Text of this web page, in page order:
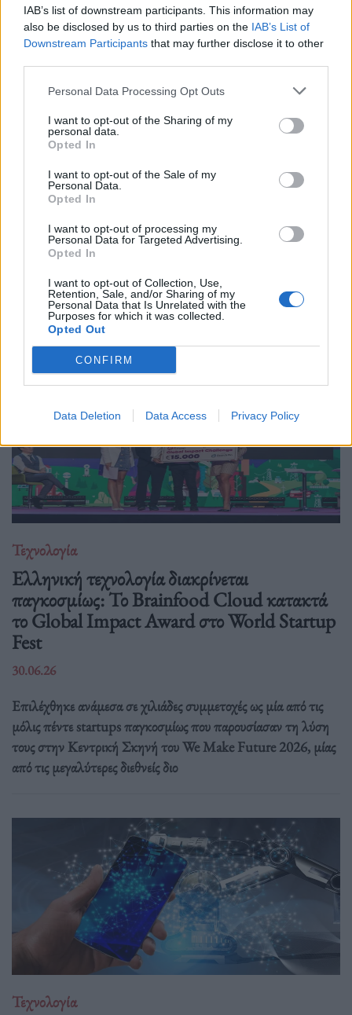
IAB’s list of downstream participants. This information may
also be disclosed by us to third parties on the IAB’s List of
Downstream Participants that may further disclose it to other
Personal Data Processing Opt Outs
I want to opt-out of the Sharing of my
personal data.
Opted In
I want to opt-out of the Sale of my
Personal Data.
Opted In
I want to opt-out of processing my
Personal Data for Targeted Advertising.
Opted In
I want to opt-out of Collection, Use,
Retention, Sale, and/or Sharing of my
Personal Data that Is Unrelated with the
Purposes for which it was collected.
Opted Out
CONFIRM
Data Deletion Data Access Privacy Policy
Τεχνολογία
Νέα εφαρμογή AI-συνοδός του Facebook για
δημιουργούς περιεχομένου
06.07.26
Το Facebook επανασχεδιάζει το Creator Studio ως αυτόνομη
εφαρμογή με AI βοηθό: εξατομικευμένες.
Τεχνολογία
Ελληνική τεχνολογία διακρίνεται
παγκοσμίως: Το Brainfood Cloud κατακτά
το Global Impact Award στο World Startup
Fest
30.06.26
Επιλέχθηκε ανάμεσα σε χιλιάδες συμμετοχές ως μία από τις
μόλις πέντε startups παγκοσμίως που παρουσίασαν τη λύση
τους στην Κεντρική Σκηνή του We Make Future 2026, μίας
από τις μεγαλύτερες διεθνείς διο
Τεχνολογία